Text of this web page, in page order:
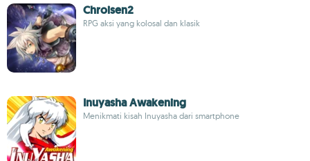
Chroisen2
RPG aksi yang kolosal dan klasik
Inuyasha Awakening
Menikmati kisah Inuyasha dari smartphone